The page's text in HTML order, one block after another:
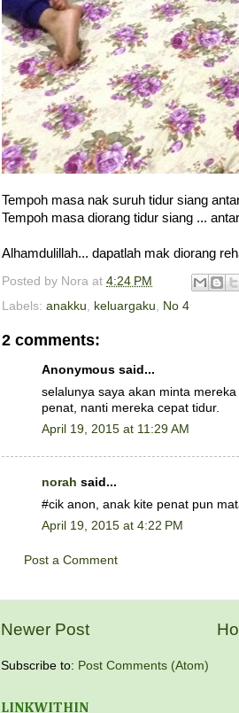
Tempoh masa nak suruh tidur siang
Tempoh masa diorang tidur siang ...
Alhamdulillah... dapatlah mak diorang
Posted by Nora at 4:24 PM
Labels: anakku, keluargaku, No 4
2 comments:
Anonymous said...
selalunya saya akan minta
penat, nanti mereka cepat tidur.
April 19, 2015 at 11:29 AM
norah said...
#cik anon, anak kite penat pun
April 19, 2015 at 4:22 PM
Post a Comment
Newer Post
Subscribe to: Post Comments (Atom)
LINKWITHIN